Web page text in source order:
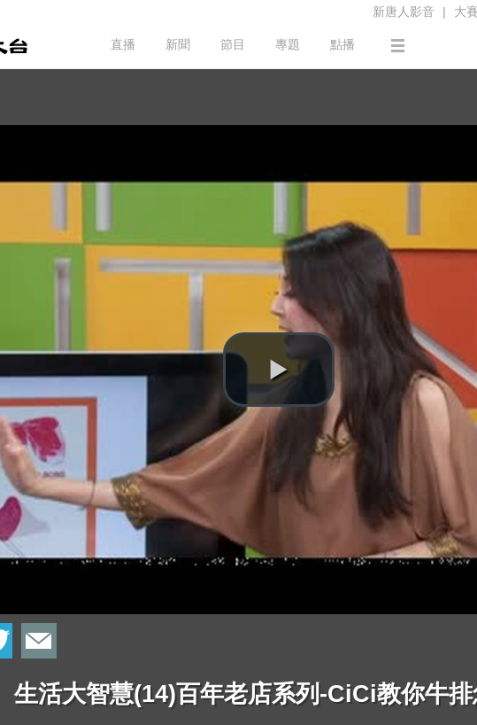
新唐人影音 | 大
直播 新聞 節目 專題 點播
生活大智慧(14)百年老店系列-CiCi教你牛